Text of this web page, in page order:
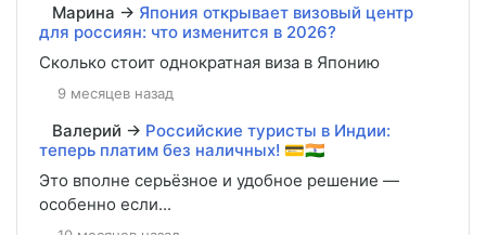
Марина → Япония открывает визовый центр
для россиян: что изменится в 2026?
Сколько стоит однократная виза в Японию
9 месяцев назад
Валерий → Российские туристы в Индии:
теперь платим без наличных! 💳🇮🇳
Это вполне серьёзное и удобное решение —
особенно если...